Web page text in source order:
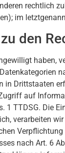
rechtlich
im
den
haben,
in Drittstaaten
auf
1 TTDSG. Die
verarbeiten
nach Art. 6